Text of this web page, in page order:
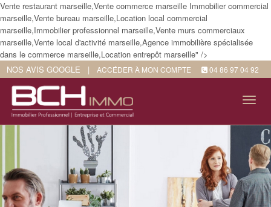
Vente restaurant marseille,Vente commerce marseille Immobilier commercial
marseille,Vente bureau marseille,Location local commercial
marseille,Immobilier professionnel marseille,Vente murs commerciaux
marseille,Vente local d'activité marseille,Agence immobilière spécialisée
dans le commerce marseille,Location entrepôt marseille" />
NOS AVIS GOOGLE
| ACCÉDER À MON COMPTE 04 86 97 04 92